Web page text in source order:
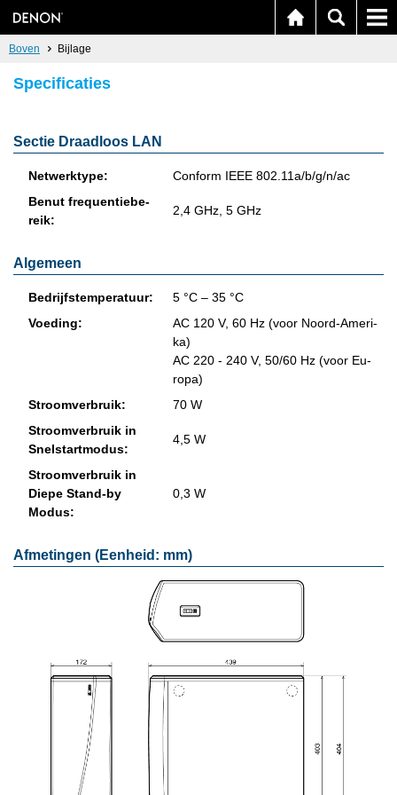
Boven Bijlage
Specificaties
Sectie Draadloos LAN
Net­werk­ty­pe:
Con­form IEEE 802.11a/b/g/n/ac
Benut fre­quen­tie­be­
reik:
2,4 GHz, 5 GHz
Algemeen
Be­drijf­s­tem­pe­ra­tuur:
5 °C – 35 °C
Voe­ding:
AC 120 V, 60 Hz (voor Noord-Ame­ri­
ka)
AC 220 - 240 V, 50/60 Hz (voor Eu­
ro­pa)
Stroom­ver­bruik:
70 W
Stroom­ver­bruik in
Snel­start­mo­dus:
4,5 W
Stroom­ver­bruik in
Diepe Stand-by
Modus:
0,3 W
Afmetingen (Eenheid: mm)